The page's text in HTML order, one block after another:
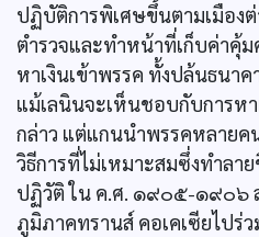
ปฏิบัติการพิเศษขึ้นตามเมือง
ตำรวจและทำหน้าที่เก็บค่าคุ้
หาเงินเข้าพรรค ทั้งปล้นธนา
แม้เลนินจะเห็นชอบกับการหา
กล่าว แต่แกนนำพรรคหลายค
วิธีการที่ไม่เหมาะสมซึ่งทำลา
ปฏิวัติ ใน ค.ศ. ๑๙๐๕-๑๙๐๖
ภูมิภาคทรานส์ คอเคเซียไปร่